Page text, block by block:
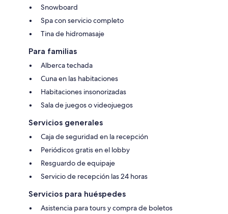
Snowboard
Spa con servicio completo
Tina de hidromasaje
Para familias
Alberca techada
Cuna en las habitaciones
Habitaciones insonorizadas
Sala de juegos o videojuegos
Servicios generales
Caja de seguridad en la recepción
Periódicos gratis en el lobby
Resguardo de equipaje
Servicio de recepción las 24 horas
Servicios para huéspedes
Asistencia para tours y compra de boletos